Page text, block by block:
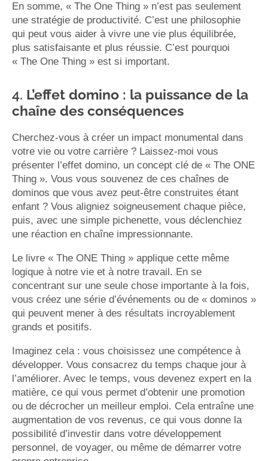
En somme, « The One Thing » n’est pas seulement
une stratégie de productivité. C’est une philosophie
qui peut vous aider à vivre une vie plus équilibrée,
plus satisfaisante et plus réussie. C’est pourquoi
« The One Thing » est si important.
4. L’effet domino : la puissance de la
chaîne des conséquences
Cherchez-vous à créer un impact monumental dans
votre vie ou votre carrière ? Laissez-moi vous
présenter l’effet domino, un concept clé de « The ONE
Thing ». Vous vous souvenez de ces chaînes de
dominos que vous avez peut-être construites étant
enfant ? Vous aligniez soigneusement chaque pièce,
puis, avec une simple pichenette, vous déclenchiez
une réaction en chaîne impressionnante.
Le livre « The ONE Thing » applique cette même
logique à notre vie et à notre travail. En se
concentrant sur une seule chose importante à la fois,
vous créez une série d’événements ou de « dominos »
qui peuvent mener à des résultats incroyablement
grands et positifs.
Imaginez cela : vous choisissez une compétence à
développer. Vous consacrez du temps chaque jour à
l’améliorer. Avec le temps, vous devenez expert en la
matière, ce qui vous permet d’obtenir une promotion
ou de décrocher un meilleur emploi. Cela entraîne une
augmentation de vos revenus, ce qui vous donne la
possibilité d’investir dans votre développement
personnel, de voyager, ou même de démarrer votre